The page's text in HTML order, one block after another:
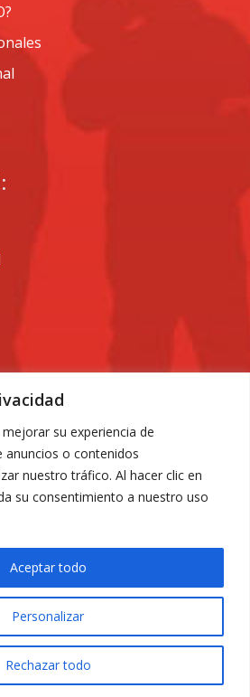
su experiencia de
anuncios o contenidos
nuestro tráfico. Al hacer clic en
su consentimiento a nuestro uso
Personalizar
Rechazar todo
Aceptar todo
bombas nº6. 30009 Murcia
|
reservados. Diseño web
ACRILONIA